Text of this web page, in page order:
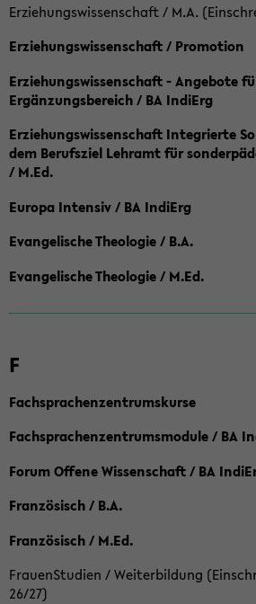
Erziehungswissenschaft / M.A.
Erziehungswissenschaft / Promotion
Erziehungswissenschaft - Angebote
Ergänzungsbereich / BA IndiErg
Erziehungswissenschaft Integrierte
dem Berufsziel Lehramt für
/ M.Ed.
Europa Intensiv / BA IndiErg
Evangelische Theologie / B.A.
Evangelische Theologie / M.Ed.
F
Fachsprachenzentrumskurse
Fachsprachenzentrumsmodule / BA
Forum Offene Wissenschaft / BA
Französisch / B.A.
Französisch / M.Ed.
FrauenStudien / Weiterbildung
26/27)